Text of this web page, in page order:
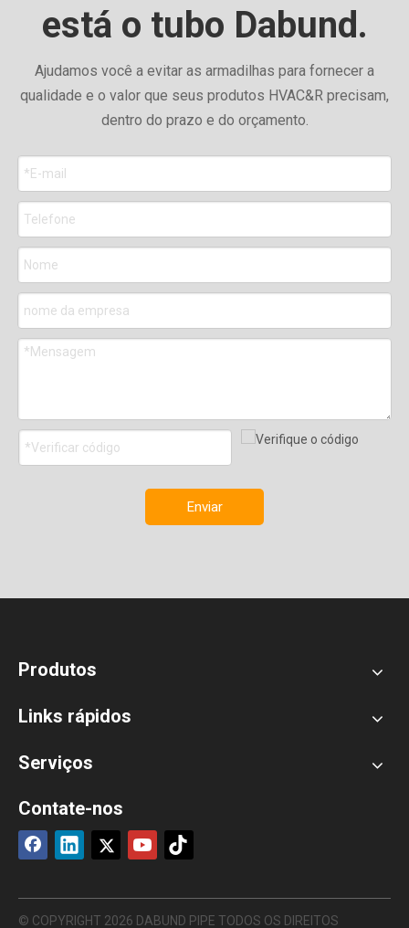
está o tubo Dabund.
Ajudamos você a evitar as armadilhas para fornecer a
qualidade e o valor que seus produtos HVAC&R precisam,
dentro do prazo e do orçamento.
Enviar
Produtos
Links rápidos
Serviços
Contate-nos
© COPYRIGHT 2026 DABUND PIPE TODOS OS DIREITOS